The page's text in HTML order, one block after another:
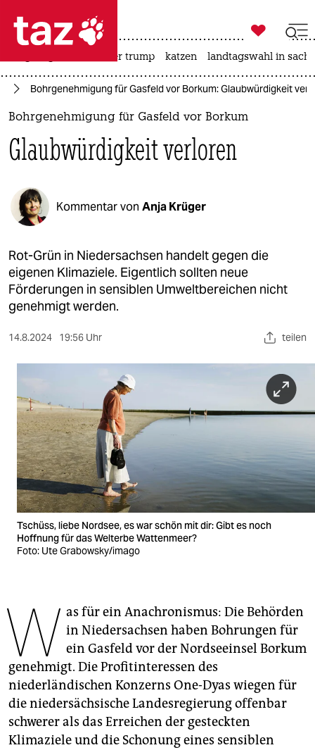
 taz zahl ich
taz zahl ich
themen
politik
öko
gesellschaft
kultur
sport
berlin
verlag
verlag
veranstaltungen
shop
fragen & hilfe
unterstützen
genossenschaft
epaper login

taz zahl ich
usa unter trump katzen landtagswahl in
Bohrgenehmigung für Gasfeld vor Borkum: Glaubwürdigkeit
Bohrgenehmigung für Gasfeld vor Borkum
Glaubwürdigkeit verloren
Kommentar von Anja Krüger
Rot-Grün in Niedersachsen handelt gegen die
eigenen Klimaziele. Eigentlich sollten neue
Förderungen in sensiblen Umweltbereichen nicht
genehmigt werden.
14.8.2024 19:56 Uhr teilen
Tschüss, liebe Nordsee, es war schön mit dir: Gibt es noch
Hoffnung für das Welterbe Wattenmeer?
Foto: Ute Grabowsky/imago
W as für ein Anachronismus: Die Behörden
in Niedersachsen haben Bohrungen für
ein Gasfeld vor der Nordseeinsel Borkum
genehmigt. Die Profitinteressen des
niederländischen Konzerns One-Dyas wiegen für
die niedersächsische Landesregierung offenbar
schwerer als das Erreichen der gesteckten
Klimaziele und die Schonung eines sensiblen